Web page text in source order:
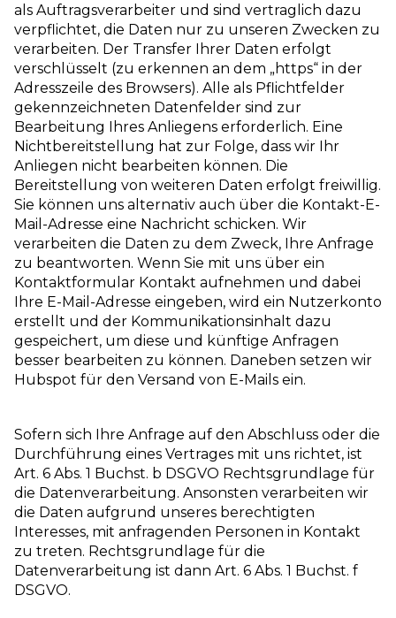
als Auftragsverarbeiter und sind vertraglich dazu
verpflichtet, die Daten nur zu unseren Zwecken zu
verarbeiten. Der Transfer Ihrer Daten erfolgt
verschlüsselt (zu erkennen an dem „https“ in der
Adresszeile des Browsers). Alle als Pflichtfelder
gekennzeichneten Datenfelder sind zur
Bearbeitung Ihres Anliegens erforderlich. Eine
Nichtbereitstellung hat zur Folge, dass wir Ihr
Anliegen nicht bearbeiten können. Die
Bereitstellung von weiteren Daten erfolgt freiwillig.
Sie können uns alternativ auch über die Kontakt-E-
Mail-Adresse eine Nachricht schicken. Wir
verarbeiten die Daten zu dem Zweck, Ihre Anfrage
zu beantworten. Wenn Sie mit uns über ein
Kontaktformular Kontakt aufnehmen und dabei
Ihre E-Mail-Adresse eingeben, wird ein Nutzerkonto
erstellt und der Kommunikationsinhalt dazu
gespeichert, um diese und künftige Anfragen
besser bearbeiten zu können. Daneben setzen wir
Hubspot für den Versand von E-Mails ein.
Sofern sich Ihre Anfrage auf den Abschluss oder die
Durchführung eines Vertrages mit uns richtet, ist
Art. 6 Abs. 1 Buchst. b DSGVO Rechtsgrundlage für
die Datenverarbeitung. Ansonsten verarbeiten wir
die Daten aufgrund unseres berechtigten
Interesses, mit anfragenden Personen in Kontakt
zu treten. Rechtsgrundlage für die
Datenverarbeitung ist dann Art. 6 Abs. 1 Buchst. f
DSGVO.